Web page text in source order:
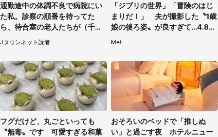
通勤途中の体調不良で病院にい
た私。診察の順番を待ってた
ら、待合室の老人たちが（千葉
県・50代男性）
Jタウンネット読者
「ジブリの世界」「冒険のはじ
まりだ！」 夫が撮影した〝1歳
娘の後ろ姿〟が良すぎて...4.8万
Met
フグだけど、丸ごといっても
〝無毒〟です 可愛すぎる和菓
おそろいのベッドで「推しぬ
い」と過ごす夜 ホテルニュー